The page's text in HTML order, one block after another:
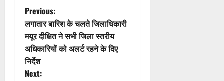
t
i
o
P
o
s
Previous:
लगातार बारिश के चलते जिलाधिकारी
मयूर दीक्षित ने सभी जिला स्तरीय
अधिकारियों को अलर्ट रहने के दिए
निर्देश
Next: